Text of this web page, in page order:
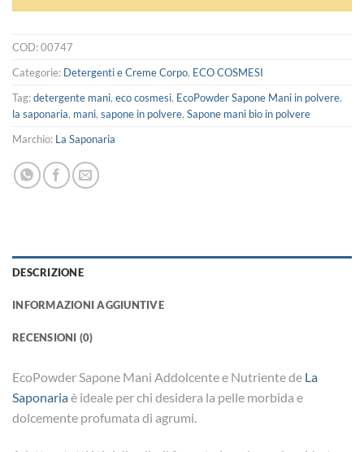
COD:00747
Categorie: Detergenti e Creme Corpo, ECO COSMESI
Tag:detergente mani, eco cosmesi, EcoPowder Sapone Mani in polvere,
la saponaria, mani, sapone in polvere, Sapone mani bio in polvere
Marchio: La Saponaria
DESCRIZIONE
INFORMAZIONI AGGIUNTIVE
RECENSIONI (0)
EcoPowder Sapone Mani Addolcente e Nutriente de La
Saponariaè ideale per chi desidera la pelle morbida e
dolcemente profumata di agrumi.